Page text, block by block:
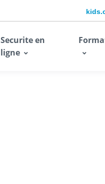
Securite en
ligne